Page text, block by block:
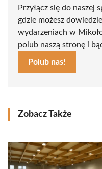
Przyłącz się do naszej
gdzie możesz
wydarzeniach w
polub naszą stronę i
Polub nas!
Zobacz Także